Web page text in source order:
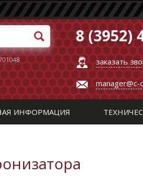
8 (3952)
заказать
manager@c-
ИНФОРМАЦИЯ